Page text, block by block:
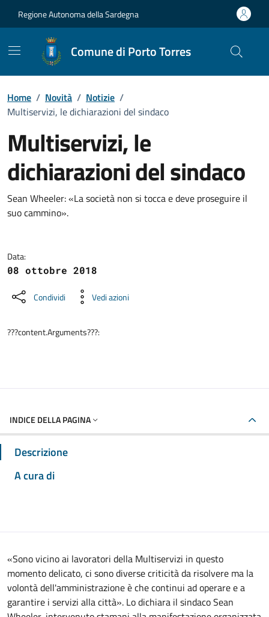
Regione Autonoma della Sardegna
Comune di Porto Torres
Home / Novità / Notizie /
Multiservizi, le dichiarazioni del sindaco
Multiservizi, le
dichiarazioni del sindaco
Dettagli della notizia
Sean Wheeler: «La società non si tocca e deve proseguire il
suo cammino».
Data:
08 ottobre 2018
Condividi Vedi azioni
???content.Arguments???:
INDICE DELLA PAGINA
Descrizione
A cura di
«Sono vicino ai lavoratori della Multiservizi in questo
momento delicato, ci sono diverse criticità da risolvere ma la
volontà dell'amministrazione è che continui ad operare e a
garantire i servizi alla città». Lo dichiara il sindaco Sean